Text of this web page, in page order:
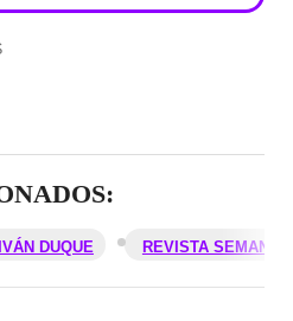
IVÁN DUQUE REVISTA SEMANA